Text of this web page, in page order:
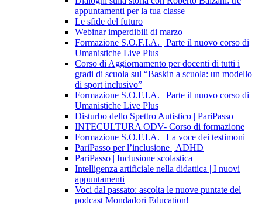
appuntamenti per la tua classe
Le sfide del futuro
Webinar imperdibili di marzo
Formazione S.O.F.I.A. | Parte il nuovo corso di
Umanistiche Live Plus
Corso di Aggiornamento per docenti di tutti i
gradi di scuola sul “Baskin a scuola: un modello
di sport inclusivo”
Formazione S.O.F.I.A. | Parte il nuovo corso di
Umanistiche Live Plus
Disturbo dello Spettro Autistico | PariPasso
INTECULTURA ODV- Corso di formazione
Formazione S.O.F.I.A. | La voce dei testimoni
PariPasso per l’inclusione | ADHD
PariPasso | Inclusione scolastica
Intelligenza artificiale nella didattica | I nuovi
appuntamenti
Voci dal passato: ascolta le nuove puntate del
podcast Mondadori Education!